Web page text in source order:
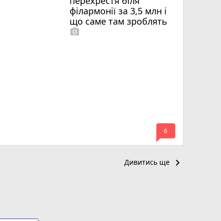
філармонії за 3,5 млн і
що саме там зроблять
photo_camera
mode_comment
6
Дивитись ще keyboard_arrow_right